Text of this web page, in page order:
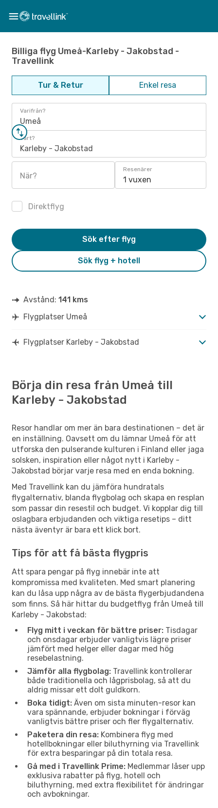
Billiga flyg Umeå-Karleby - Jakobstad -
Travellink
Tur & Retur Enkel resa
Varifrån?
Umeå
Vart?
Karleby - Jakobstad
När?
Resenärer
1 vuxen
Direktflyg
Sök flyg + hotell
Sök efter flyg
Avstånd: 141 kms
Flygplatser Umeå
Flygplatser Karleby - Jakobstad
Börja din resa från Umeå till
Karleby - Jakobstad
Resor handlar om mer än bara destinationen – det är
en inställning. Oavsett om du lämnar Umeå för att
utforska den pulserande kulturen i Finland eller jaga
solsken, inspiration eller något nytt i Karleby -
Jakobstad börjar varje resa med en enda bokning.
Med Travellink kan du jämföra hundratals
flygalternativ, blanda flygbolag och skapa en resplan
som passar din resestil och budget. Vi kopplar dig till
oslagbara erbjudanden och viktiga resetips – ditt
nästa äventyr är bara ett klick bort.
Tips för att få bästa flygpris
Att spara pengar på flyg innebär inte att
kompromissa med kvaliteten. Med smart planering
kan du låsa upp några av de bästa flygerbjudandena
som finns. Så här hittar du budgetflyg från Umeå till
Karleby - Jakobstad:
Flyg mitt i veckan för bättre priser: Tisdagar
och onsdagar erbjuder vanligtvis lägre priser
jämfört med helger eller dagar med hög
resebelastning.
Jämför alla flygbolag: Travellink kontrollerar
både traditionella och lågprisbolag, så att du
aldrig missar ett dolt guldkorn.
Boka tidigt: Även om sista minuten-resor kan
vara spännande, erbjuder bokningar i förväg
vanligtvis bättre priser och fler flygalternativ.
Paketera din resa: Kombinera flyg med
hotellbokningar eller biluthyrning via Travellink
för extra besparingar på din totala resa.
Gå med i Travellink Prime: Medlemmar låser upp
exklusiva rabatter på flyg, hotell och
biluthyrning, med extra flexibilitet för ändringar
och avbokningar.